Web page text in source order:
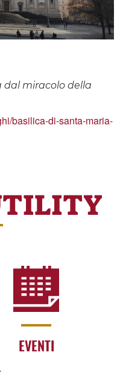
dal miracolo della
basilica-di-santa-maria-
EVENTI